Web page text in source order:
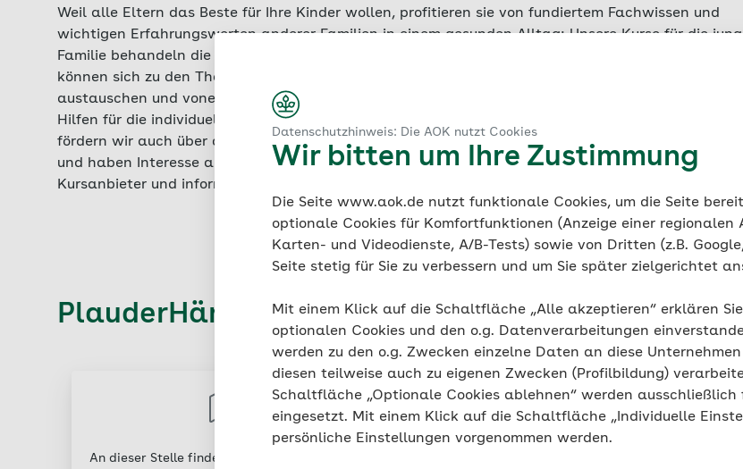
Datenschutzhinweis: Die AOK nutzt Cookies
Wir bitten um Ihre Zustimmung
Die Seite www.aok.de nutzt funktionale Cookies, um die Seite
optionale Cookies für Komfortfunktionen (Anzeige einer regionalen
Karten- und Videodienste, A/B-Tests) sowie von Dritten (z.B.
Seite stetig für Sie zu verbessern und um Sie später zielgerichtet
Mit einem Klick auf die Schaltfläche „Alle akzeptieren“ erklären
optionalen Cookies und den o.g. Datenverarbeitungen
werden zu den o.g. Zwecken einzelne Daten an diese
diesen teilweise auch zu eigenen Zwecken (Profilbildung)
Schaltfläche „Optionale Cookies ablehnen“ werden ausschließlich
eingesetzt. Mit einem Klick auf die Schaltfläche „Individuelle
persönliche Einstellungen vorgenommen werden.
Weil alle Eltern das Beste für Ihre Kinder wollen, profitieren sie von fundiertem Fachwissen und
wichtigen Erfahrungswerten anderer Familien in einem gesunden Alltag: Unsere Kurse für die
Familie behandeln die unterschiedlichsten Fragen im Leben einer Familie. Teilnehmende Familien
können sich zu den Themen Bewegung, Ernährung, familiäre Stressbewältigung und
austauschen und voneinander lernen. Unter professioneller Kursleitung erarbeiten Sie
Hilfen für die individuellen Bedürfnisse Ihrer Familie. Mit weiterführenden Angeboten in Ihrer Region
fördern wir auch über die Kurszeit hinaus die Gesundheit Ihrer Familie. Sie sind neugierig geworden
und haben Interesse an unseren Angeboten für die junge Familie? Dann kontaktieren Sie den
Kursanbieter und informieren Sie sich zu passenden Angeboten, Kursinhalten und deren Ablauf.
PlauderHände - Nina Oertel
An dieser Stelle finden Sie externen Inhalt von
Veranstaltungsort
Schillerstraße 26 - Pädagogisches
Erfurt,99086 Erfurt